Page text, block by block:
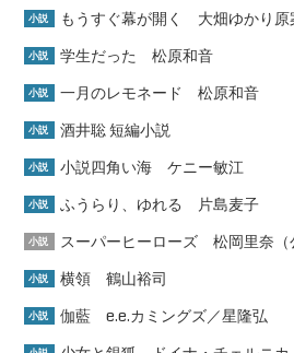
小説 もうすぐ幕が開く 大畑ゆかり原
小説 学生だった 松原和音
小説 一月のレモネード 松原和音
小説 酒井聡 短編小説
小説 小説四角い海 ケニー敏江
小説 ふうらり、ゆれる 片島麦子
小説 スーパーヒーローズ 松岡里奈（
小説 横領 鶴山裕司
小説 伽藍 e.e.カミングズ／星隆弘